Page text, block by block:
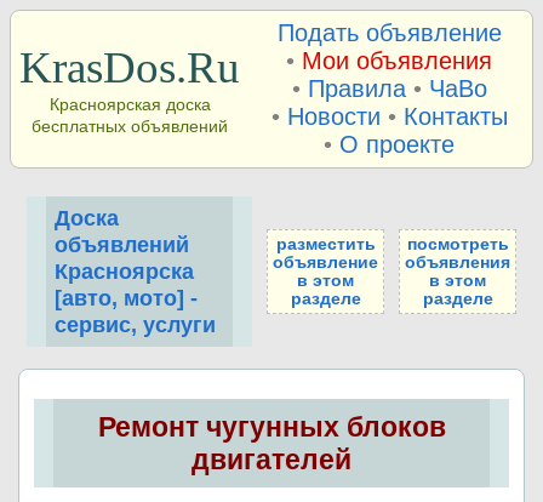
KrasDos.Ru
Красноярская доска
бесплатных объявлений
Подать объявление
• Мои объявления
• Правила• ЧаВо
• Новости • Контакты
• О проекте
Доска
объявлений
Красноярска
[авто, мото] -
сервис, услуги
разместить
объявление
в этом
разделе
посмотреть
объявления
в этом
разделе
Ремонт чугунных блоков
двигателей